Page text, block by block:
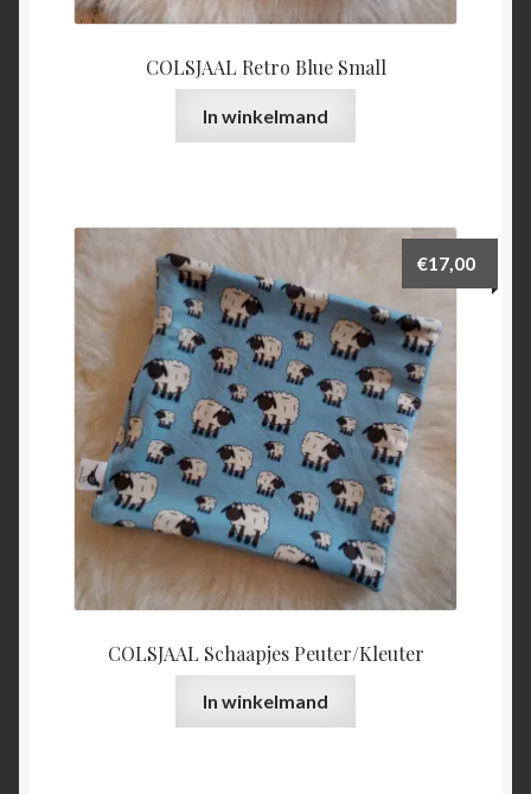
COLSJAAL Retro Blue Small
In winkelmand
COLSJAAL Schaapjes Peuter/Kleuter
€17,00
In winkelmand